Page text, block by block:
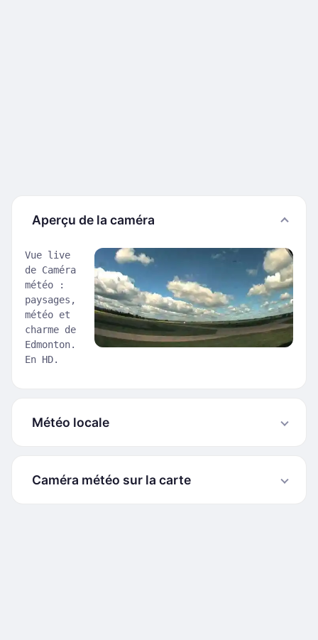
Aperçu de la caméra
Vue live
de Caméra
météo :
paysages,
météo et
charme de
Edmonton.
En HD.
Météo locale
Caméra météo sur la carte